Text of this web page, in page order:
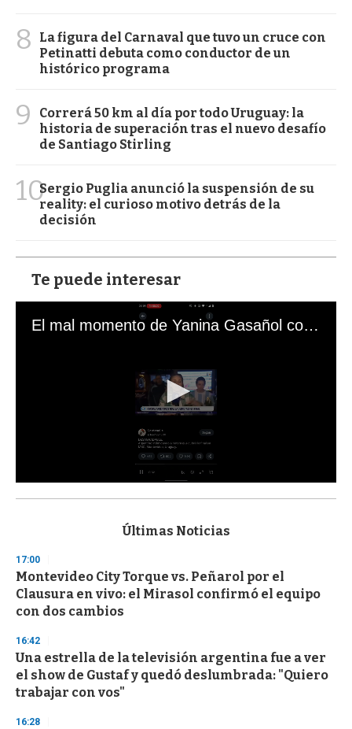
8
La figura del Carnaval que tuvo un cruce con
Petinatti debuta como conductor de un
histórico programa
9
Correrá 50 km al día por todo Uruguay: la
historia de superación tras el nuevo desafío
de Santiago Stirling
10Sergio Puglia anunció la suspensión de su
reality: el curioso motivo detrás de la
decisión
Te puede interesar
El mal momento de Yanina Gasañol con un hincha argentino en "Subrayado"
s
d
s
o
f
3
s
e
c
o
n
Últimas Noticias
17:00
Montevideo City Torque vs. Peñarol por el
Clausura en vivo: el Mirasol confirmó el equipo
con dos cambios
16:42
Una estrella de la televisión argentina fue a ver
el show de Gustaf y quedó deslumbrada: "Quiero
trabajar con vos"
16:28